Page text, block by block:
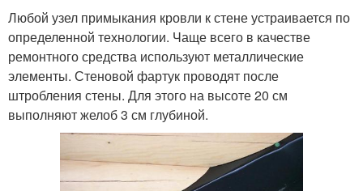
Любой узел примыкания кровли к стене устраивается по
определенной технологии. Чаще всего в качестве
ремонтного средства используют металлические
элементы. Стеновой фартук проводят после
штробления стены. Для этого на высоте 20 см
выполняют желоб 3 см глубиной.